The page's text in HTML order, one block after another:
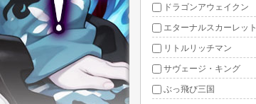
ドラゴンアウェイクン
エターナルスカーレット
リトルリッチマン
サヴェージ・キング
ぶっ飛び三国